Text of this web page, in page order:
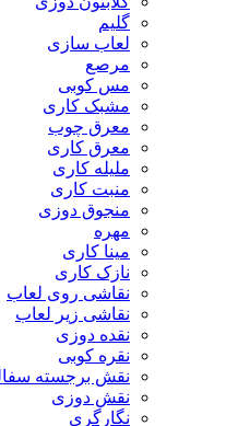
گلیم
لعاب سازی
مرصع
مس کوبی
مشبک کاری
معرق چوب
معرق کاری
مليله کاری
منبت کاری
منجوق دوزی
مهره
مینا کاری
نازک کاری
نقاشی روی لعاب
نقاشی زیر لعاب
نقده دوزی
نقره کوبی
نقش برجسته
نقش دوزی
نگارگری